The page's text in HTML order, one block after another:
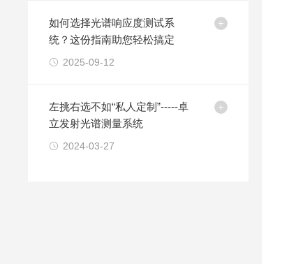
如何选择光谱响应度测试系
统？这份指南助您轻松搞定
2025-09-12
左挑右选不如“私人定制”-----卓
立发射光谱测量系统
2024-03-27